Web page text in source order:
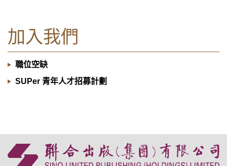
加入我們
職位空缺
SUPer 青年人才招募計劃